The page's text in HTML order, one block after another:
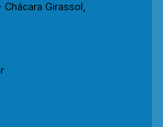
Girassol,